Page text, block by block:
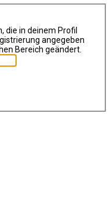
die in deinem Profil
angegeben
Bereich geändert.